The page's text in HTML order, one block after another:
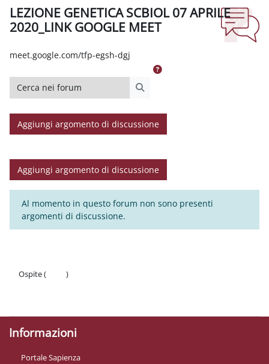
LEZIONE GENETICA SCBIOL 07 APRILE
2020_LINK GOOGLE MEET
meet.google.com/tfp-egsh-dgj
Cerca nei forum
Aggiungi argomento di discussione
Aggiungi argomento di discussione
Al momento in questo forum non sono presenti
argomenti di discussione.
Ospite (
)
Informazioni
Portale Sapienza